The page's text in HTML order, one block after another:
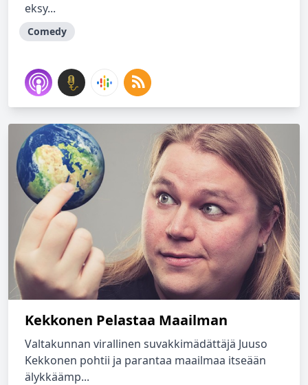
eksy...
Comedy
Kekkonen Pelastaa Maailman
Valtakunnan virallinen suvakkimädättäjä Juuso
Kekkonen pohtii ja parantaa maailmaa itseään
älykkäämp...